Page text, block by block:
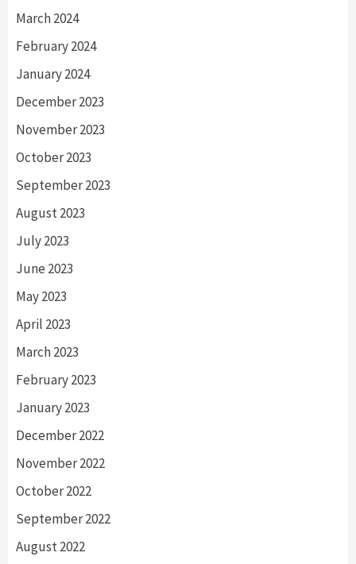
March 2024
February 2024
January 2024
December 2023
November 2023
October 2023
September 2023
August 2023
July 2023
June 2023
May 2023
April 2023
March 2023
February 2023
January 2023
December 2022
November 2022
October 2022
September 2022
August 2022